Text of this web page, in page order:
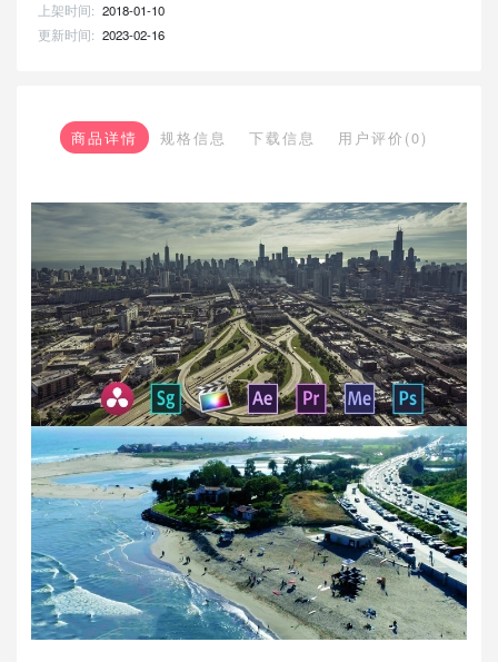
上架时间: 2018-01-10
更新时间: 2023-02-16
商品详情 规格信息 下载信息 用户评价(0)